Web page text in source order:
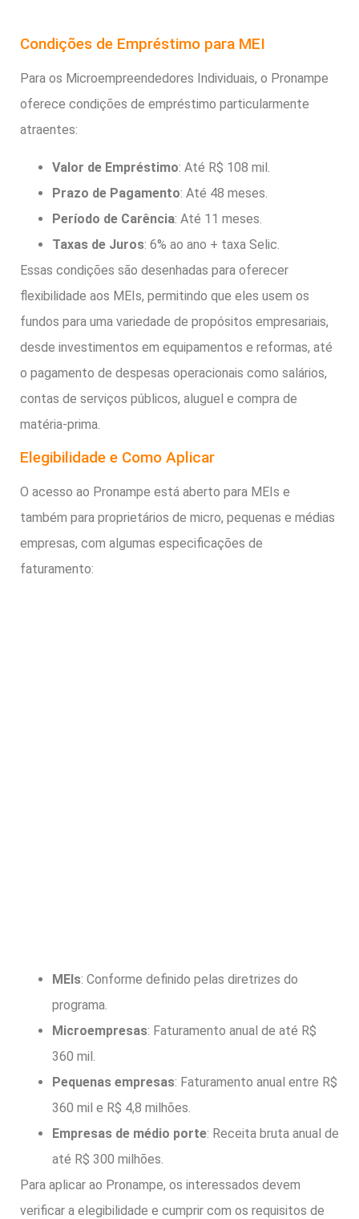
Condições de Empréstimo para MEI
Para os Microempreendedores Individuais, o Pronampe
oferece condições de empréstimo particularmente
atraentes:
Valor de Empréstimo: Até R$ 108 mil.
Prazo de Pagamento: Até 48 meses.
Período de Carência: Até 11 meses.
Taxas de Juros: 6% ao ano + taxa Selic.
Essas condições são desenhadas para oferecer
flexibilidade aos MEIs, permitindo que eles usem os
fundos para uma variedade de propósitos empresariais,
desde investimentos em equipamentos e reformas, até
o pagamento de despesas operacionais como salários,
contas de serviços públicos, aluguel e compra de
matéria-prima.
Elegibilidade e Como Aplicar
O acesso ao Pronampe está aberto para MEIs e
também para proprietários de micro, pequenas e médias
empresas, com algumas especificações de
faturamento:
MEIs: Conforme definido pelas diretrizes do
programa.
Microempresas: Faturamento anual de até R$
360 mil.
Pequenas empresas: Faturamento anual entre R$
360 mil e R$ 4,8 milhões.
Empresas de médio porte: Receita bruta anual de
até R$ 300 milhões.
Para aplicar ao Pronampe, os interessados devem
verificar a elegibilidade e cumprir com os requisitos de